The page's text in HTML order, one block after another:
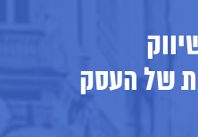
של העסק